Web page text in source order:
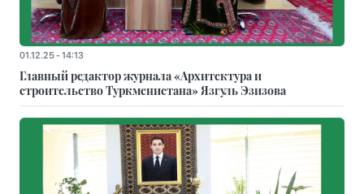
01.12.25 - 14:13
Главный редактор журнала «Архитектура и
строительство Туркменистана» Язгуль Эзизова